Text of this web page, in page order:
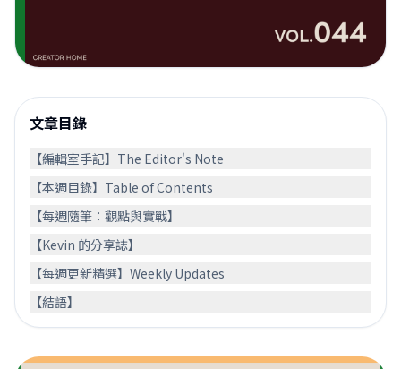
文章目錄
【編輯室手記】The Editor's Note
【本週目錄】Table of Contents
【每週隨筆：觀點與實戰】
【Kevin 的分享誌】
【每週更新精選】Weekly Updates
【結語】